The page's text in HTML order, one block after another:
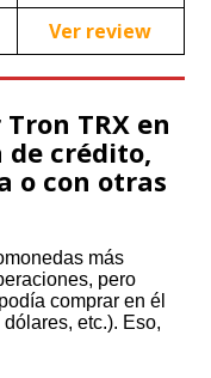
Ver review
TRX en
de crédito,
o con otras
más
pero
comprar en él
etc.). Eso,